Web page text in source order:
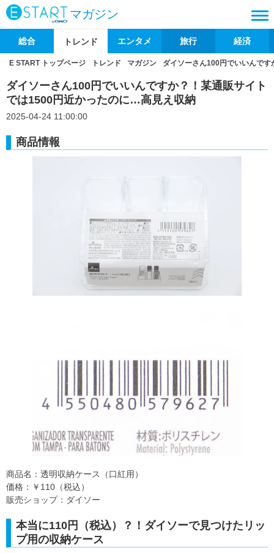
マガジン
総合 トレンド エンタメ 旅行 経済
E START トップページ トレンド マガジン ダイソーさん100円でいいんで
ダイソーさん100円でいいんですか？！某通販サイト
では1500円近かったのに…高見え収納
2025-04-24 11:00:00
商品情報
商品名：透明収納ケース（口紅用）
価格：￥110（税込）
販売ショップ：ダイソー
本当に110円（税込）？！ダイソーで見つけたリッ
プ用の収納ケース